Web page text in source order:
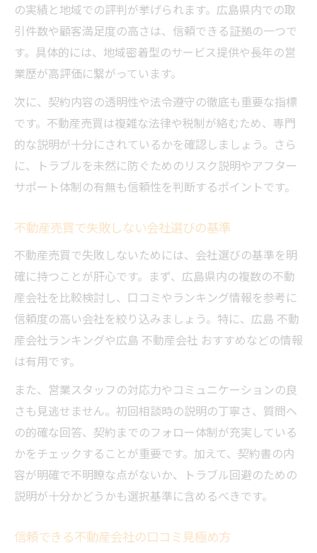
の実績と地域での評判が挙げられます。広島県内での取
引件数や顧客満足度の高さは、信頼できる証拠の一つで
す。具体的には、地域密着型のサービス提供や長年の営
業歴が高評価に繋がっています。
次に、契約内容の透明性や法令遵守の徹底も重要な指標
です。不動産売買は複雑な法律や税制が絡むため、専門
的な説明が十分にされているかを確認しましょう。さら
に、トラブルを未然に防ぐためのリスク説明やアフター
サポート体制の有無も信頼性を判断するポイントです。
不動産売買で失敗しない会社選びの基準
不動産売買で失敗しないためには、会社選びの基準を明
確に持つことが肝心です。まず、広島県内の複数の不動
産会社を比較検討し、口コミやランキング情報を参考に
信頼度の高い会社を絞り込みましょう。特に、広島 不動
産会社ランキングや広島 不動産会社 おすすめなどの情報
は有用です。
また、営業スタッフの対応力やコミュニケーションの良
さも見逃せません。初回相談時の説明の丁寧さ、質問へ
の的確な回答、契約までのフォロー体制が充実している
かをチェックすることが重要です。加えて、契約書の内
容が明確で不明瞭な点がないか、トラブル回避のための
説明が十分かどうかも選択基準に含めるべきです。
信頼できる不動産会社の口コミ見極め方